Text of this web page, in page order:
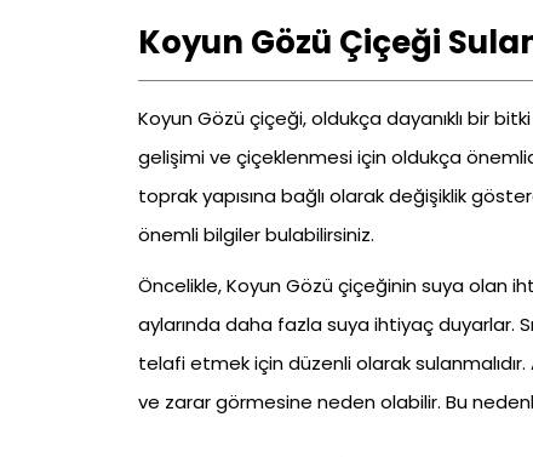
Koyun Gözü Çiçeği
Koyun Gözü çiçeği, oldukça dayanıklı bir
gelişimi ve çiçeklenmesi için oldukça
toprak yapısına bağlı olarak değişiklik
önemli bilgiler bulabilirsiniz.
Öncelikle, Koyun Gözü çiçeğinin suya olan
aylarında daha fazla suya ihtiyaç duyarlar.
telafi etmek için düzenli olarak
ve zarar görmesine neden olabilir. Bu